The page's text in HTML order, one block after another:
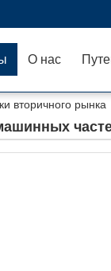
О нас
вторичного рынка